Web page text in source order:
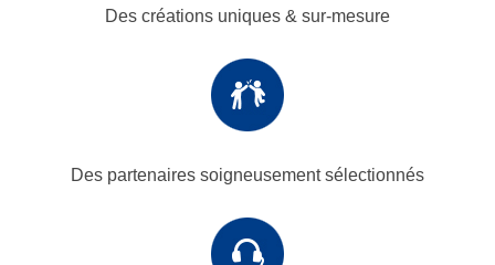
Des créations uniques & sur-mesure
Des partenaires soigneusement sélectionnés